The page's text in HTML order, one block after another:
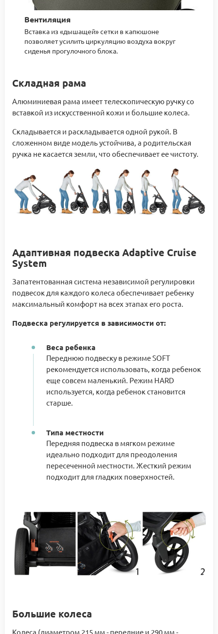
Вентиляция
Вставка из «дышащей» сетки в капюшоне
позволяет усилить циркуляцию воздуха вокруг
сиденья прогулочного блока.
Складная рама
Алюминиевая рама имеет телескопическую ручку со
вставкой из искусственной кожи и большие колеса.
Складывается и раскладывается одной рукой. В
сложенном виде модель устойчива, а родительская
ручка не касается земли, что обеспечивает ее чистоту.
Адаптивная подвеска Adaptive Cruise
System
Запатентованная система независимой регулировки
подвесок для каждого колеса обеспечивает ребенку
максимальный комфорт на всех этапах его роста.
Подвеска регулируется в зависимости от:
Веса ребенка
Переднюю подвеску в режиме SOFT
рекомендуется использовать, когда ребенок
еще совсем маленький. Режим HARD
используется, когда ребенок становится
старше.
Типа местности
Передняя подвеска в мягком режиме
идеально подходит для преодоления
пересеченной местности. Жесткий режим
подходит для гладких поверхностей.
Большие колеса
Колеса (диаметром 215 мм - передние и 290 мм -